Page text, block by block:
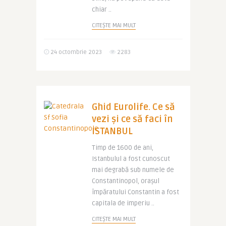
chiar ..
CITEȘTE MAI MULT
24 octombrie 2023 2283
Ghid Eurolife. Ce să
vezi și ce să faci în
ISTANBUL
Timp de 1600 de ani,
Istanbulul a fost cunoscut
mai degrabă sub numele de
Constantinopol, orașul
împăratului Constantin a fost
capitala de imperiu ..
CITEȘTE MAI MULT